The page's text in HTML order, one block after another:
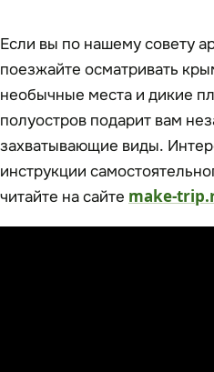
Если вы по нашему совету
поезжайте осматривать
необычные места и дикие
полуостров подарит вам
захватывающие виды.
инструкции
читайте на сайте make-